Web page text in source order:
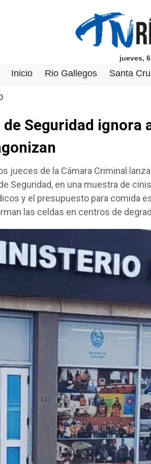
jueves,
Inicio Rio Gallegos Santa
Seguridad ignora
jueces de la Cámara Criminal
Seguridad, en una muestra de
y el presupuesto para comida
las celdas en centros de